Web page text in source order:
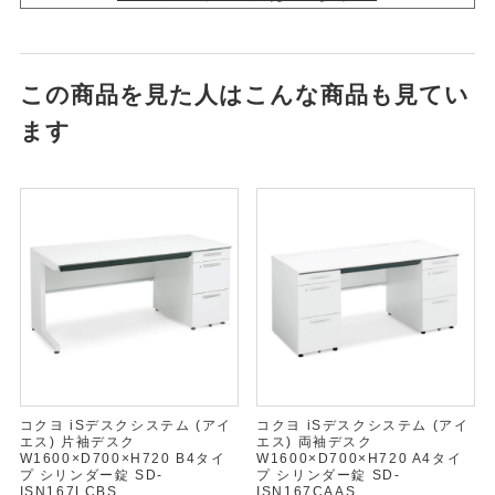
この商品を見た人はこんな商品も見てい
ます
コクヨ iSデスクシステム (アイ
エス) 片袖デスク
W1600×D700×H720 B4タイ
プ シリンダー錠 SD-
コクヨ iSデスクシステム (アイ
エス) 両袖デスク
W1600×D700×H720 A4タイ
プ シリンダー錠 SD-